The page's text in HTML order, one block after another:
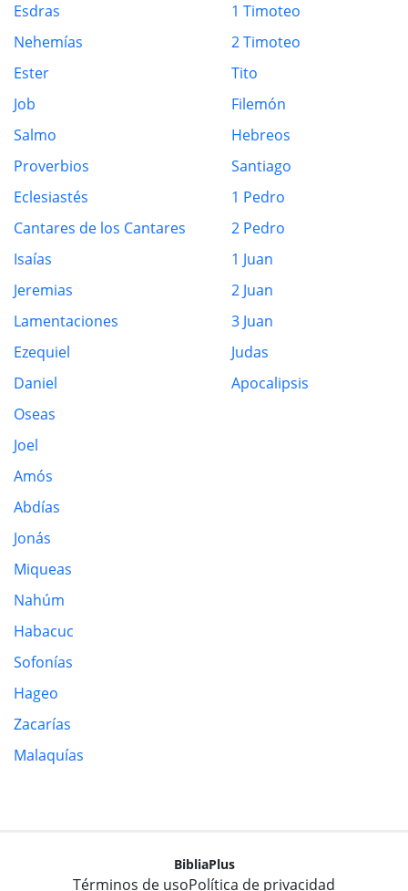
Esdras
Nehemías
Ester
Job
Salmo
Proverbios
Eclesiastés
Cantares de los Cantares
Isaías
Jeremias
Lamentaciones
Ezequiel
Daniel
Oseas
Joel
Amós
Abdías
Jonás
Miqueas
Nahúm
Habacuc
Sofonías
Hageo
Zacarías
Malaquías
1 Timoteo
2 Timoteo
Tito
Filemón
Hebreos
Santiago
1 Pedro
2 Pedro
1 Juan
2 Juan
3 Juan
Judas
Apocalipsis
BibliaPlus
Términos de usoPolítica de privacidad